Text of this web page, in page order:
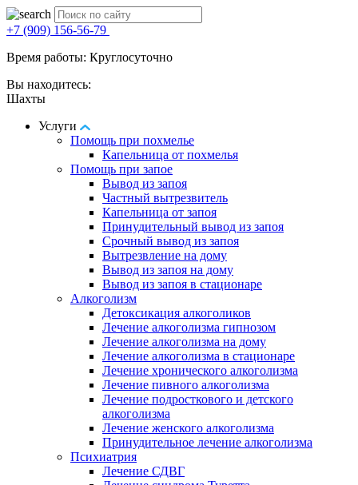
+7 (909) 156-56-79
Время работы: Круглосуточно
Вы находитесь:
Шахты
Услуги
Помощь при похмелье
Капельница от похмелья
Помощь при запое
Вывод из запоя
Частный вытрезвитель
Капельница от запоя
Принудительный вывод из запоя
Срочный вывод из запоя
Вытрезвление на дому
Вывод из запоя на дому
Вывод из запоя в стационаре
Алкоголизм
Детоксикация алкоголиков
Лечение алкоголизма гипнозом
Лечение алкоголизма на дому
Лечение алкоголизма в стационаре
Лечение хронического алкоголизма
Лечение пивного алкоголизма
Лечение подросткового и детского
алкоголизма
Лечение женского алкоголизма
Принудительное лечение алкоголизма
Психиатрия
Лечение СДВГ